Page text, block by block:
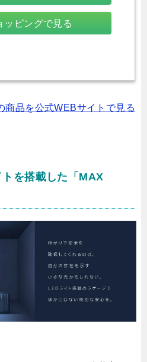
ッピングで見る
商品を公式WEBサイトで見る
を搭載した「MAX